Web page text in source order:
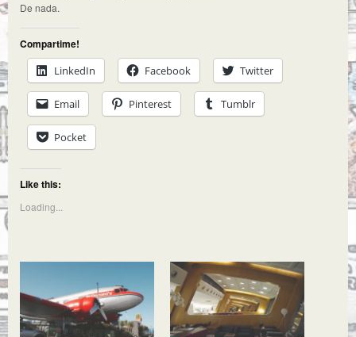
De nada.
Compartime!
LinkedIn
Facebook Twitter
Email Pinterest Tumblr
Pocket
Like this:
Loading...